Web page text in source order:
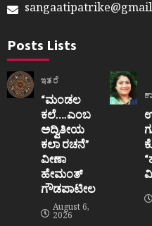
Posts Lists
ಇತರೆ
“ಮಂಡಲ
ಕಲೆ….ಎಂಬ
ಅದ್ವಿತೀಯ
ಕಲಾ ರಚನೆ”‌
ವೀಣಾ
ಹೇಮಂತ್‌
ಗೌಡಪಾಟೀಲ
August 6,
2026